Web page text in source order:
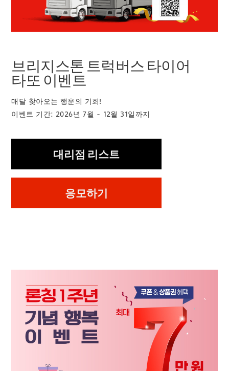
브리지스톤 트럭버스 타이어
타또 이벤트
매달 찾아오는 행운의 기회!
이벤트 기간: 2026년 7월 ~ 12월 31일까지
대리점 리스트
응모하기